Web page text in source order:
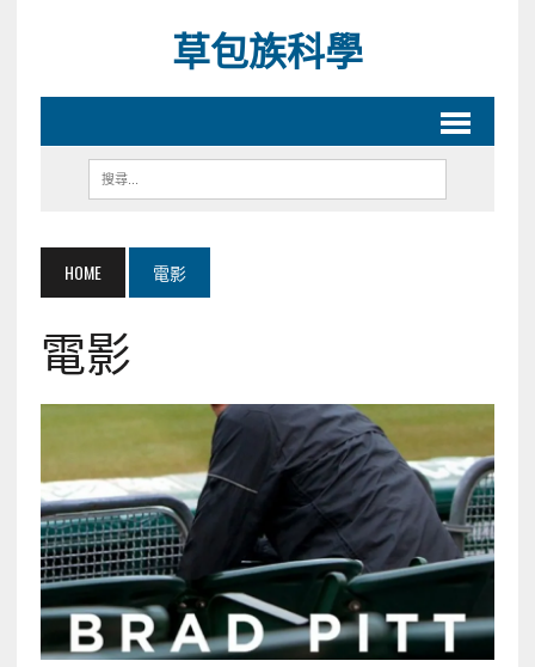
草包族科學
HOME 電影
電影